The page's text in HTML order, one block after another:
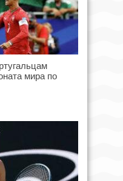
мира по